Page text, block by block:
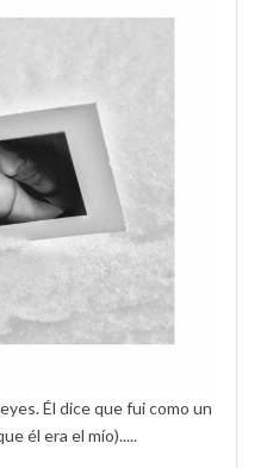
Él dice que fui como un
él era el mío).....